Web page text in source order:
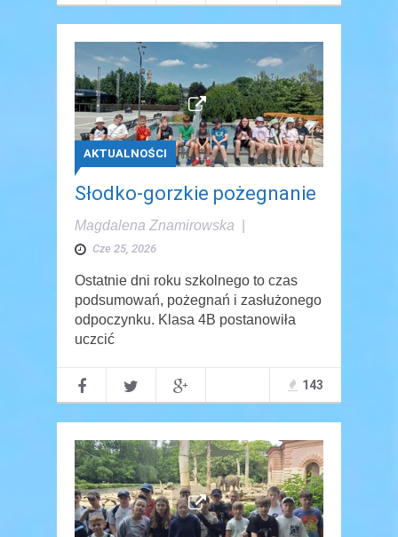
AKTUALNOŚCI
Słodko-gorzkie pożegnanie
Magdalena Znamirowska
Cze 25, 2026
Ostatnie dni roku szkolnego to czas
podsumowań, pożegnań i zasłużonego
odpoczynku. Klasa 4B postanowiła
uczcić
143